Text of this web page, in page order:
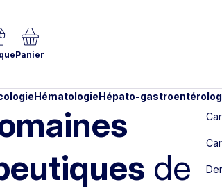
Panier
HématologieHépato-
de